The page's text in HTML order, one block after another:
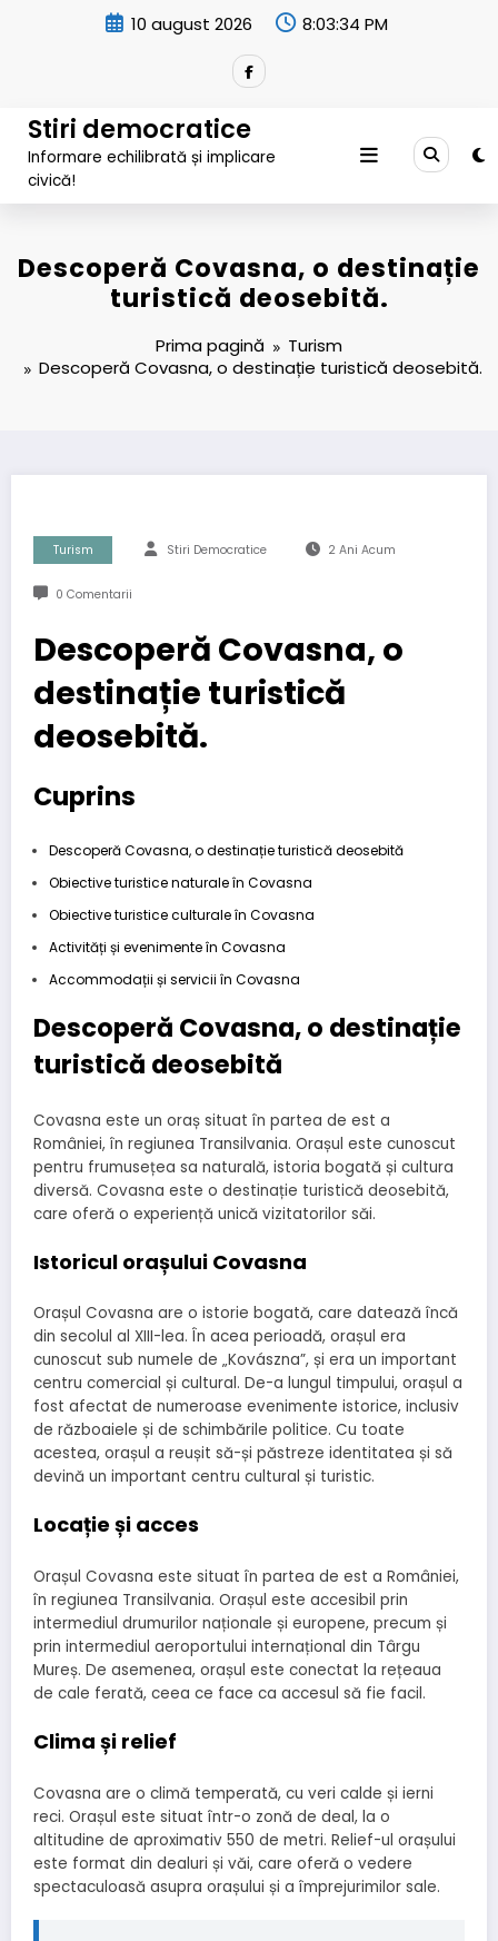
10 august 2026 8:03:35 PM
Stiri democratice
Informare echilibrată și implicare
civică!
Descoperă Covasna, o destinație
turistică deosebită.
Prima pagină
Turism
Descoperă Covasna, o destinație turistică deosebită.
Turism Stiri Democratice 2 Ani Acum
0 Comentarii
Descoperă Covasna, o
destinație turistică
deosebită.
Cuprins
Descoperă Covasna, o destinație turistică deosebită
Obiective turistice naturale în Covasna
Obiective turistice culturale în Covasna
Activități și evenimente în Covasna
Accommodații și servicii în Covasna
Descoperă Covasna, o destinație
turistică deosebită
Covasna este un oraș situat în partea de est a
României, în regiunea Transilvania. Orașul este cunoscut
pentru frumusețea sa naturală, istoria bogată și cultura
diversă. Covasna este o destinație turistică deosebită,
care oferă o experiență unică vizitatorilor săi.
Istoricul orașului Covasna
Orașul Covasna are o istorie bogată, care datează încă
din secolul al XIII-lea. În acea perioadă, orașul era
cunoscut sub numele de „Kovászna”, și era un important
centru comercial și cultural. De-a lungul timpului, orașul a
fost afectat de numeroase evenimente istorice, inclusiv
de războaiele și de schimbările politice. Cu toate
acestea, orașul a reușit să-și păstreze identitatea și să
devină un important centru cultural și turistic.
Locație și acces
Orașul Covasna este situat în partea de est a României,
în regiunea Transilvania. Orașul este accesibil prin
intermediul drumurilor naționale și europene, precum și
prin intermediul aeroportului internațional din Târgu
Mureș. De asemenea, orașul este conectat la rețeaua
de cale ferată, ceea ce face ca accesul să fie facil.
Clima și relief
Covasna are o climă temperată, cu veri calde și ierni
reci. Orașul este situat într-o zonă de deal, la o
altitudine de aproximativ 550 de metri. Relief-ul orașului
este format din dealuri și văi, care oferă o vedere
spectaculoasă asupra orașului și a împrejurimilor sale.